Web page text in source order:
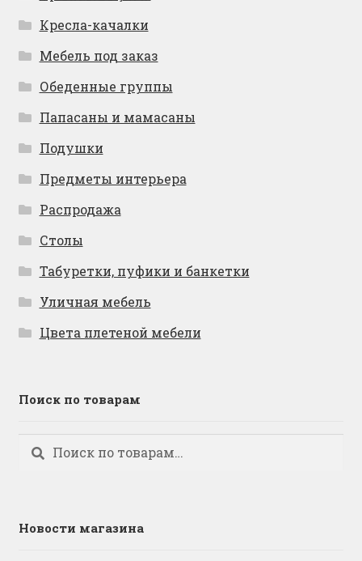
Кресла-качалки
Мебель под заказ
Обеденные группы
Папасаны и мамасаны
Подушки
Предметы интерьера
Распродажа
Столы
Табуретки, пуфики и банкетки
Уличная мебель
Цвета плетеной мебели
Поиск по товарам
Искать:
Поиск
Новости магазина